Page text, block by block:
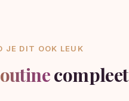
JE DIT OOK LEUK
compleet